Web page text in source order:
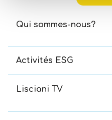
Qui sommes-nous?
Activités ESG
Lisciani TV